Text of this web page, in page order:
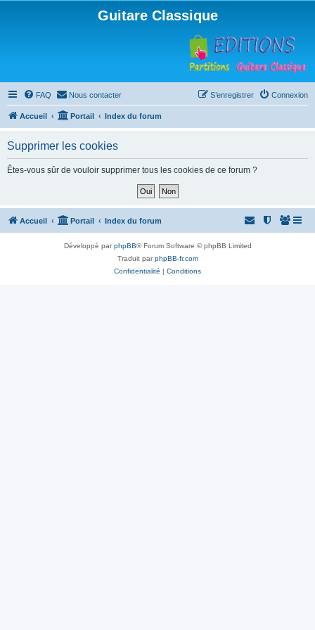
Guitare Classique
FAQ Nous contacter Connexion
S’enregistrer
Accueil Portail Index du forum
Supprimer les cookies
Êtes-vous sûr de vouloir supprimer tous les cookies de ce forum ?
Accueil Portail Index du forum
Développé parphpBB® Forum Software © phpBB Limited
Traduit parphpBB-fr.com
Confidentialité | Conditions